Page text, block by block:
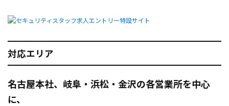
対応エリア
名古屋本社、岐阜・浜松・金沢の各営業所を中心
に、